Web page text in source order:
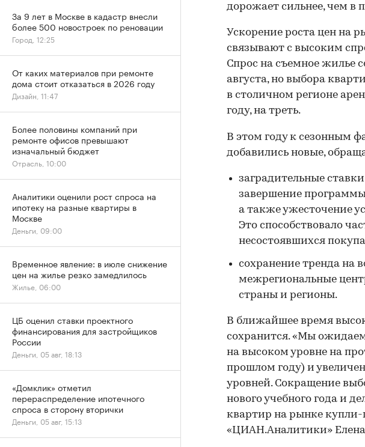
дорожает сильнее, чем в
Ускорение роста цен на
связывают с высоким
Спрос на съемное жилье
августа, но выбора
в столичном регионе
году, на треть.
В этом году к сезонным
добавились новые,
заградительные
завершение
а также ужесточение
Это способствовало
несостоявшихся
сохранение тренда на
межрегиональные
страны и регионы.
В ближайшее время
сохранится. «Мы
на высоком уровне на
прошлом году) и
уровней. Сокращение
нового учебного года и
квартир на рынке
«ЦИАН.Аналитики»
За 9 лет в Москве в кадастр внесли
более 500 новостроек по реновации
Город, 12:25
От каких материалов при ремонте
дома стоит отказаться в 2026 году
Дизайн, 11:47
Более половины компаний при
ремонте офисов превышают
изначальный бюджет
Отрасль, 10:00
Аналитики оценили рост спроса на
ипотеку на разные квартиры в
Москве
Деньги, 09:00
Временное явление: в июле снижение
цен на жилье резко замедлилось
Жилье, 06:00
ЦБ оценил ставки проектного
финансирования для застройщиков
России
Деньги, 05 авг, 18:13
«Домклик» отметил
перераспределение ипотечного
спроса в сторону вторички
Деньги, 05 авг, 15:13